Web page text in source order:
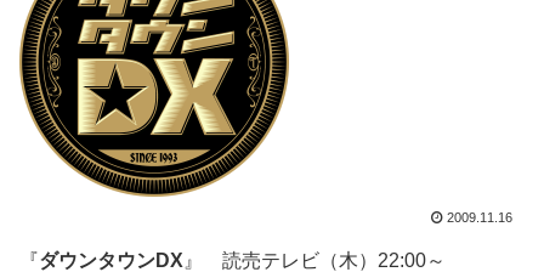
2009.11.16
『ダウンタウンDX 』 読売テレビ（木）22:00～